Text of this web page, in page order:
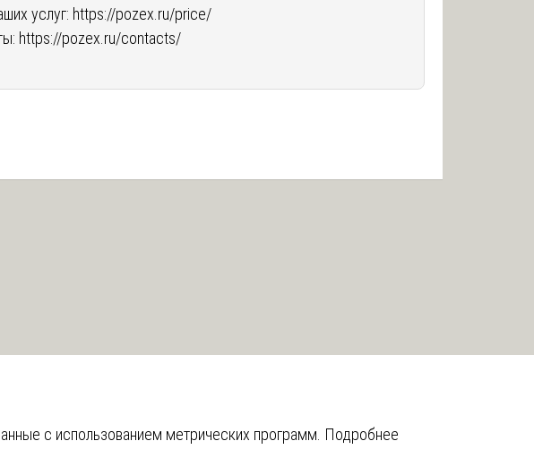
услуг: https://pozex.ru/price/
https://pozex.ru/contacts/
с использованием метрических программ. Подробнее